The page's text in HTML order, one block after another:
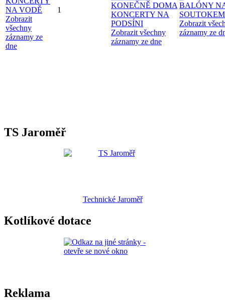
NA VODĚ
Zobrazit
všechny
záznamy ze
dne
1
KONEČNĚ DOMA
KONCERTY NA
PODSÍNI
Zobrazit všechny
záznamy ze dne
BALÓNY
SOUTOKEM
Zobrazit
záznamy ze
TS Jaroměř
Technické Jaroměř
Kotlíkové dotace
Reklama